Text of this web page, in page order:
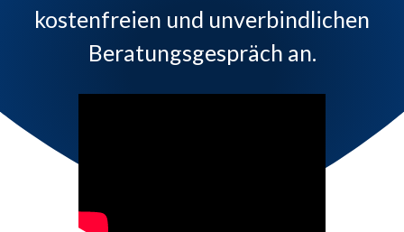
kostenfreien und unverbindlichen
Beratungsgespräch an.